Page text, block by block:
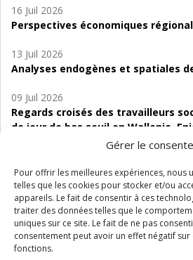
Gérer le
Pour offrir les meilleures expériences, nous
telles que les cookies pour stocker et/ou
appareils. Le fait de consentir à ces
traiter des données telles que le
uniques sur ce site. Le fait de ne pas
consentement peut avoir un effet négatif
fonctions.
16 Juil 2026
Perspectives économiques
13 Juil 2026
Analyses endogènes et spatiales de
09 Juil 2026
Regards croisés des travailleurs
de jour de bas seuil en Wallonie.
06 Juil 2026
Étude d’évaluabilité des Structures
d’accompagnement à
01 Juil 2026
Pénurie du personnel infirmier